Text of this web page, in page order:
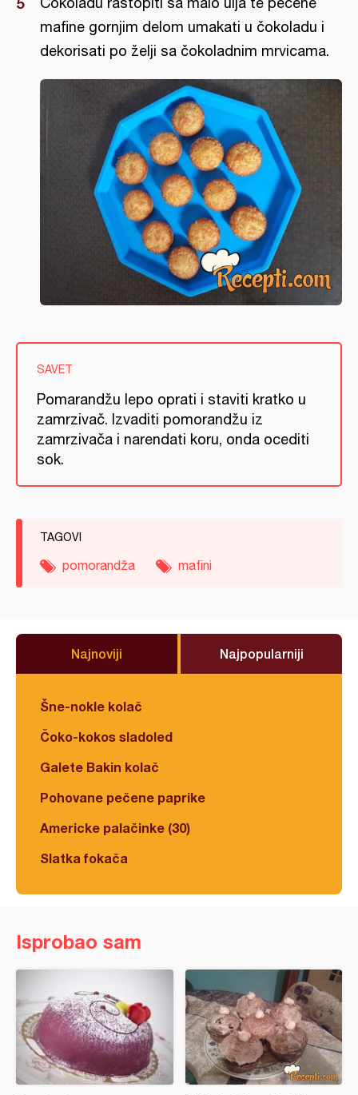
mafine gornjim delom umakati u čokoladu i
dekorisati po želji sa čokoladnim mrvicama.
SAVET
Pomarandžu lepo oprati i staviti kratko u
zamrzivač. Izvaditi pomorandžu iz
zamrzivača i narendati koru, onda ocediti
sok.
TAGOVI
pomorandža mafini
Najnoviji Najpopularniji
Šne-nokle kolač
Čoko-kokos sladoled
Galete Bakin kolač
Pohovane pečene paprike
Americke palačinke (30)
Slatka fokača
Isprobao sam